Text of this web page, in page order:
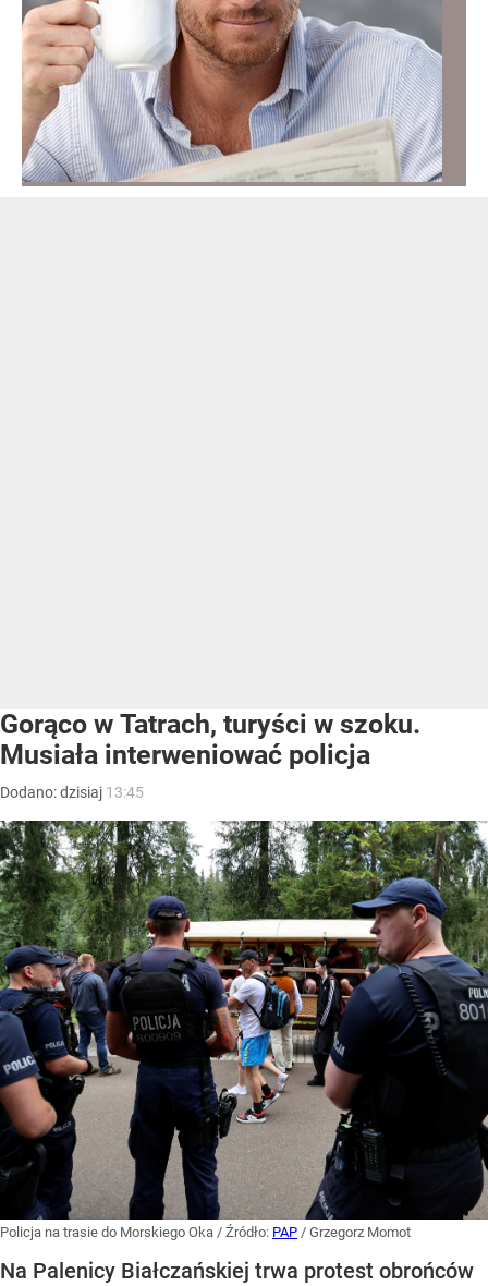
Gorąco w Tatrach, turyści w szoku.
Musiała interweniować policja
Dodano:dzisiaj 13:45
Policja na trasie do Morskiego Oka / Źródło: PAP / Grzegorz Momot
Na Palenicy Białczańskiej trwa protest obrońców